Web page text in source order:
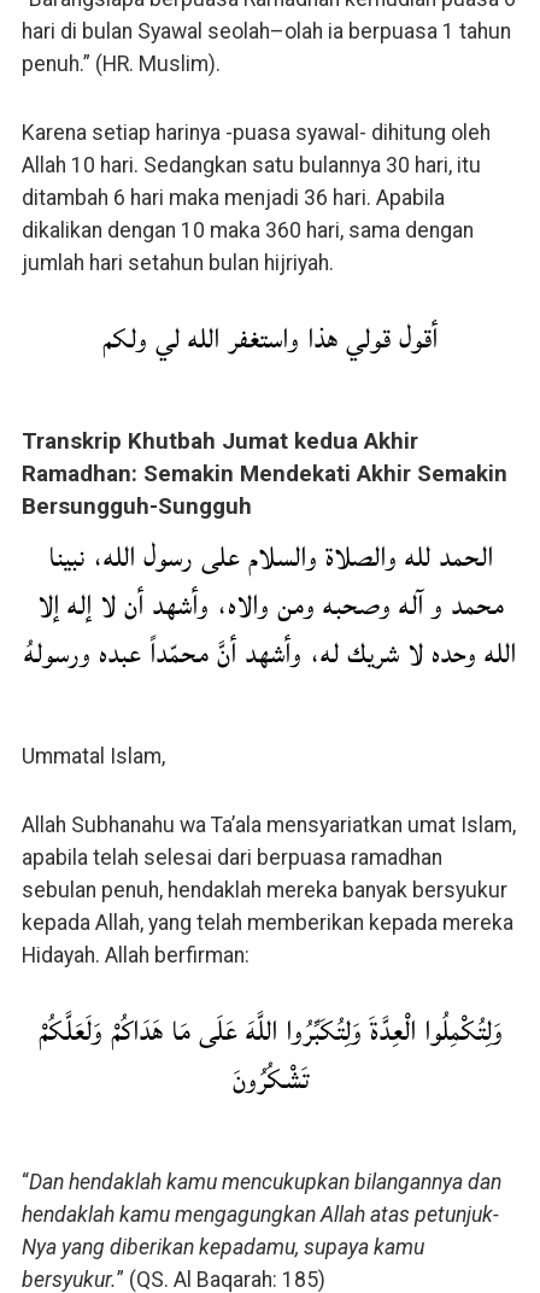
hari di bulan Syawal seolah–olah ia berpuasa 1 tahun
penuh.” (HR. Muslim).
Karena setiap harinya -puasa syawal- dihitung oleh
Allah 10 hari. Sedangkan satu bulannya 30 hari, itu
ditambah 6 hari maka menjadi 36 hari. Apabila
dikalikan dengan 10 maka 360 hari, sama dengan
jumlah hari setahun bulan hijriyah.
أقول قولي هذا واستغفر الله لي ولكم
Transkrip Khutbah Jumat kedua Akhir
Ramadhan: Semakin Mendekati Akhir Semakin
Bersungguh-Sungguh
الحمد لله والصلاة والسلام على رسول الله، نبينا
محمد و آله وصحبه ومن والاه، وأشهد أن لا إله إلا
الله وحده لا شريك له، وأشهد أنَّ محمّداً عبده ورسولهُ
Ummatal Islam,
Allah Subhanahu wa Ta’ala mensyariatkan umat Islam,
apabila telah selesai dari berpuasa ramadhan
sebulan penuh, hendaklah mereka banyak bersyukur
kepada Allah, yang telah memberikan kepada mereka
Hidayah. Allah berfirman:
وَلِتُكْمِلُوا الْعِدَّةَ وَلِتُكَبِّرُوا اللَّهَ عَلَى مَا هَدَاكُمْ وَلَعَلَّكُمْ
تَشْكُرُونَ
“Dan hendaklah kamu mencukupkan bilangannya dan
hendaklah kamu mengagungkan Allah atas petunjuk-
Nya yang diberikan kepadamu, supaya kamu
bersyukur.” (QS. Al Baqarah: 185)